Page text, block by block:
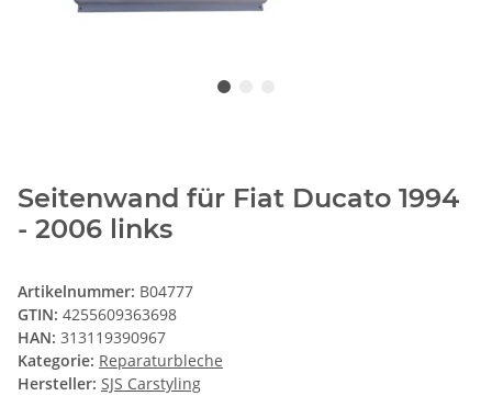
Seitenwand für Fiat Ducato 1994
- 2006 links
Artikelnummer: B04777
GTIN: 4255609363698
HAN: 313119390967
Kategorie: Reparaturbleche
Hersteller: SJS Carstyling